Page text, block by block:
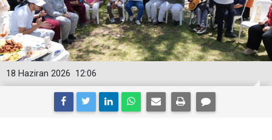
12:06
18 Haziran 2026